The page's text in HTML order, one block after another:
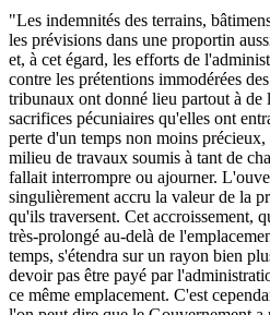
"Les indemnités des terrains,
les prévisions dans une proportin
et, à cet égard, les efforts de
contre les prétentions immodérées
tribunaux ont donné lieu partout à de
sacrifices pécuniaires qu'elles ont
perte d'un temps non moins
milieu de travaux soumis à tant de
fallait interrompre ou ajourner.
singulièrement accru la valeur de la
qu'ils traversent. Cet accroissement,
très-prolongé au-delà de
temps, s'étendra sur un rayon bien
devoir pas être payé par
ce même emplacement. C'est